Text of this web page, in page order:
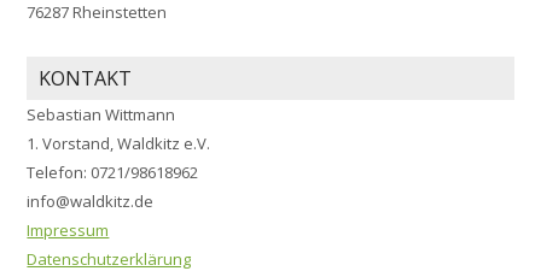
76287 Rheinstetten
KONTAKT
Sebastian Wittmann
1. Vorstand, Waldkitz e.V.
Telefon: 0721/98618962
info@waldkitz.de
Impressum
Datenschutzerklärung